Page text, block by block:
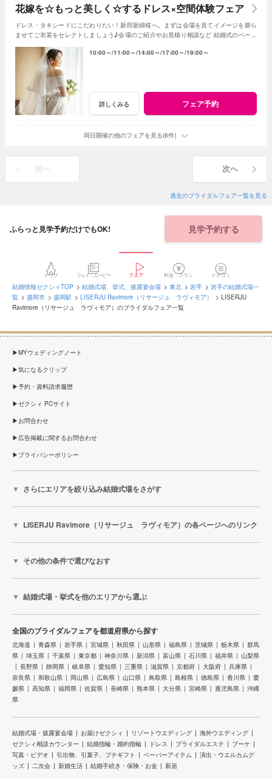
花嫁を☆もっと美しく☆するドレス×空間体験フェア
ドレス・タキシードにこだわりたい！新郎新婦様へ。まずは会場を見てイメージを膨ら
ませてご衣裳をセレクトしましょう♪会場のご紹介やお見積り相談など 結婚式のベース
10:00～ 11:00～ 14:00～ 17:00～ 19:00～
詳しくみる フェア予約
同日開催の他のフェアを見る(6件)
前へ 次へ
過去のブライダルフェア一覧を見る
ふらっと見学予約だけでもOK! 見学予約する
トップ フォト・ムービー フェア 料金・プラン クチコミ
結婚情報ゼクシィTOP 結婚式場、挙式、披露宴会場 東北 岩手
岩手の結婚式場一
覧
盛岡市 盛岡駅 LISERJU Ravimore（リサージュ ラヴィモア）
LISERJU
Ravimore（リサージュ ラヴィモア）のブライダルフェア一覧
MYウェディングノート
気になるクリップ
予約・資料請求履歴
ゼクシィ PCサイト
お問合わせ
広告掲載に関するお問合わせ
プライバシーポリシー
さらにエリアを絞り込み結婚式場をさがす
LISERJU Ravimore（リサージュ ラヴィモア）の各ページへのリンク
その他の条件で選びなおす
結婚式場・挙式を他のエリアから選ぶ
全国のブライダルフェアを都道府県から探す
北海道 青森県 岩手県 宮城県 秋田県 山形県 福島県 茨城県 栃木県
群馬
県
埼玉県 千葉県 東京都 神奈川県 新潟県 富山県 石川県 福井県
山梨県
長野県
静岡県 岐阜県 愛知県 三重県 滋賀県 京都府 大阪府
兵庫県
奈良県
和歌山県 岡山県 広島県 山口県 鳥取県 島根県 徳島県 香川県
愛
媛県
高知県 福岡県 佐賀県 長崎県 熊本県 大分県 宮崎県 鹿児島県
沖縄
県
結婚式場・披露宴会場 お届けゼクシィ リゾートウエディング
海外ウエディング
ゼクシィ相談カウンター
結婚指輪・婚約指輪 ドレス ブライダルエステ
ブーケ
写真・ビデオ
引出物、引菓子、プチギフト ペーパーアイテム
演出・ウエルカムグ
ッズ
二次会 新婚生活 結婚手続き・保険・お金 新居